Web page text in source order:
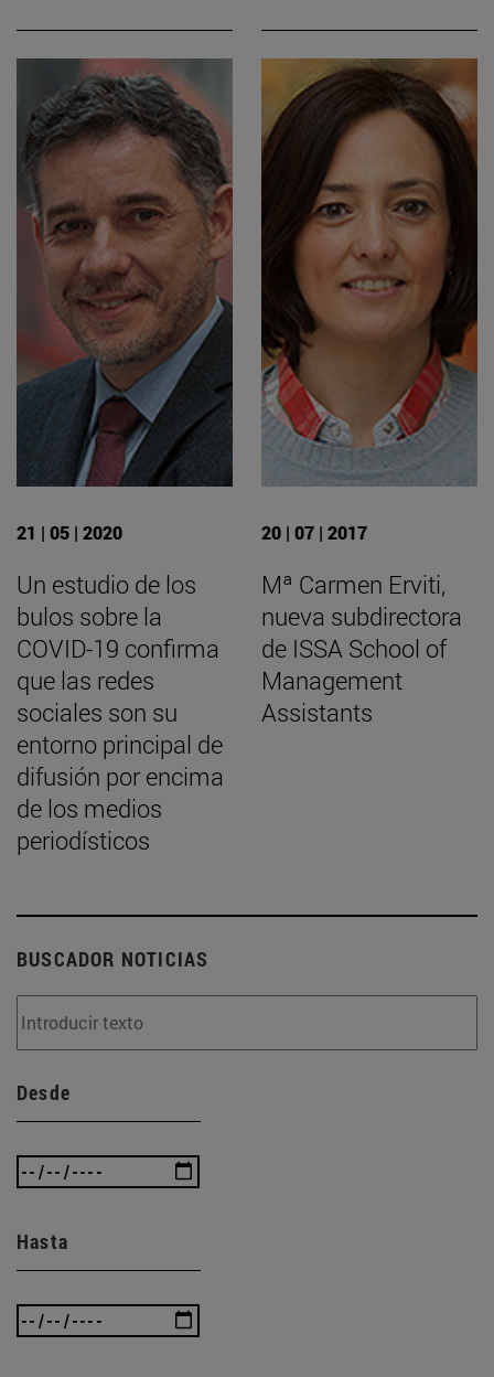
21 | 05 | 2020
Un estudio de los
bulos sobre la
COVID-19 confirma
que las redes
sociales son su
entorno principal de
difusión por encima
de los medios
periodísticos
20 | 07 | 2017
Mª Carmen Erviti,
nueva subdirectora
de ISSA School of
Management
Assistants
BUSCADOR NOTICIAS
Desde
Hasta